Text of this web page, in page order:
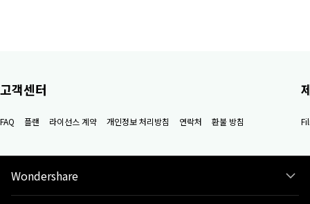
고객센터
FAQ 플랜 라이선스 계약 개인정보 처리방침 연락처 환불 방침
Wondershare